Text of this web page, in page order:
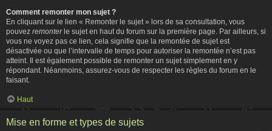
Comment remonter mon sujet ?
En cliquant sur le lien « Remonter le sujet » lors de sa consultation, vous
pouvez remonterle sujet en haut du forum sur la première page. Par ailleurs, si
vous ne voyez pas ce lien, cela signifie que la remontée de sujet est
désactivée ou que l’intervalle de temps pour autoriser la remontée n’est pas
atteint. Il est également possible de remonter un sujet simplement en y
répondant. Néanmoins, assurez-vous de respecter les règles du forum en le
faisant.
Haut
Mise en forme et types de sujets